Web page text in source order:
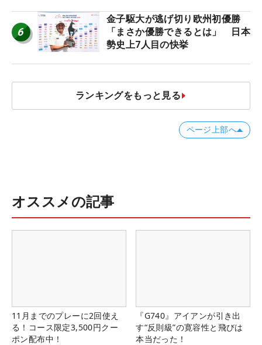
6
金子駆大が逃げ切り欧州初優勝
「まさか優勝できるとは」 日本
勢史上7人目の快挙
ランキングをもっと見る
ページ上部へ
オススメの記事
11月までのプレーに2回使え
る！コース限定3,500円クー
ポン配布中！
『G740』アイアンが引き出
す“反則級”の寛容性と飛びは
本当だった！